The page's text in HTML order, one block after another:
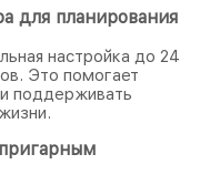
для планирования
настройка до 24
Это помогает
поддерживать